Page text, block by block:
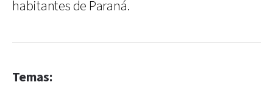
habitantes de Paraná.
Temas: